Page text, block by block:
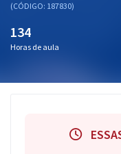
Conteúdo gratuito
Atendimento
(CÓDIGO: 187830)
134
Horas de aula